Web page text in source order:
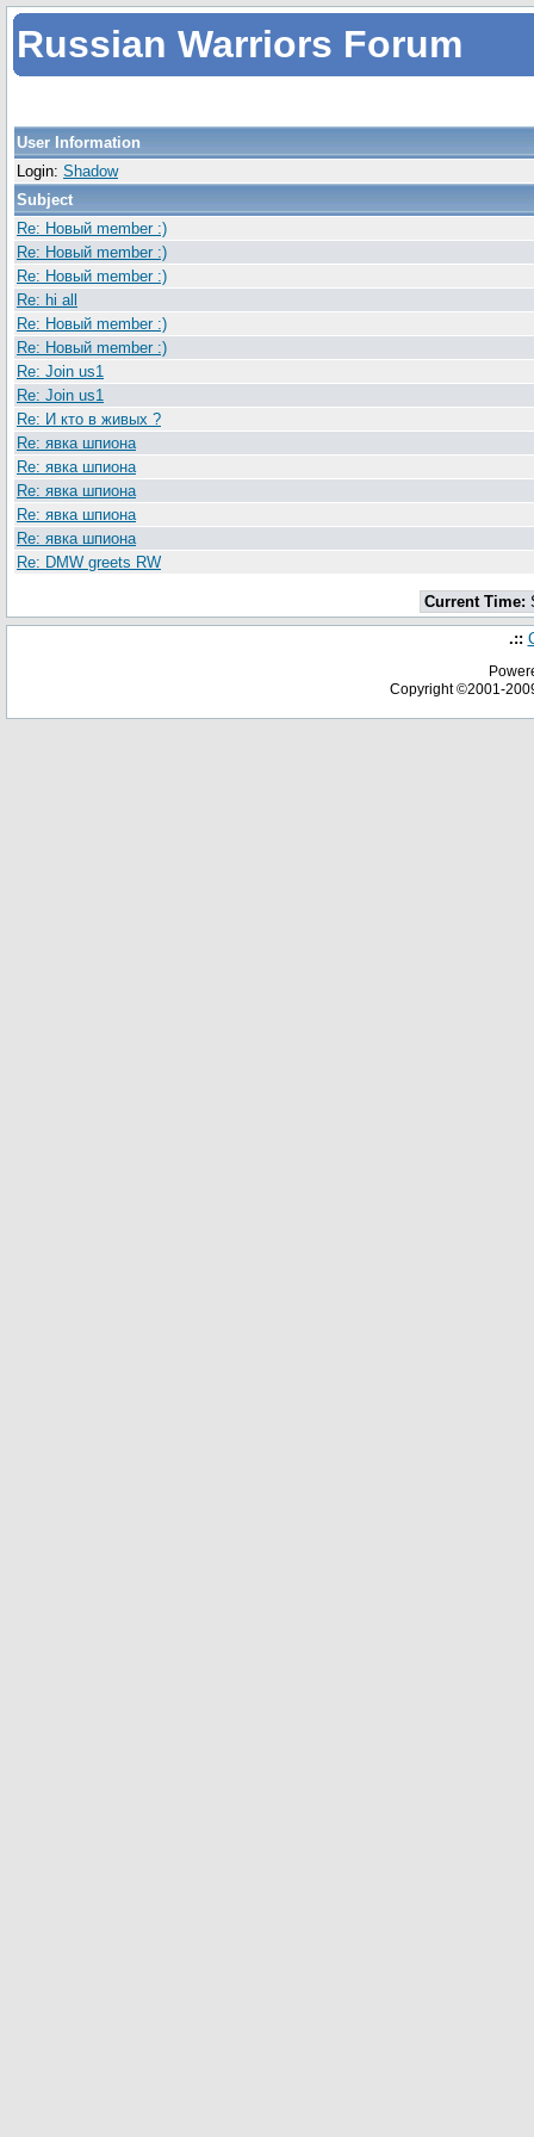
Russian Warriors Forum
User Information
Login: Shadow
Subject
Re: Новый member :)
Re: Новый member :)
Re: Новый member :)
Re: hi all
Re: Новый member :)
Re: Новый member :)
Re: Join us1
Re: Join us1
Re: И кто в живых ?
Re: явка шпиона
Re: явка шпиона
Re: явка шпиона
Re: явка шпиона
Re: явка шпиона
Re: DMW greets RW
Current Time:
.::
Copyright ©2001-